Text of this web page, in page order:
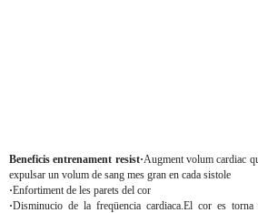
Beneficis entrenament resist·Augment volum cardiac
expulsar un volum de sang mes gran en cada sistole
·Enfortiment de les parets del cor
·Disminucio de la freqüencia cardiaca.El cor es